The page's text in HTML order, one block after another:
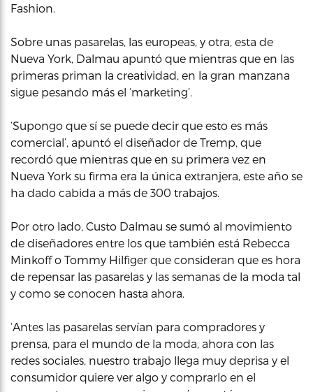
Fashion.
Sobre unas pasarelas, las europeas, y otra, esta de
Nueva York, Dalmau apuntó que mientras que en las
primeras priman la creatividad, en la gran manzana
sigue pesando más el ‘marketing’.
‘Supongo que sí se puede decir que esto es más
comercial’, apuntó el diseñador de Tremp, que
recordó que mientras que en su primera vez en
Nueva York su firma era la única extranjera, este año se
ha dado cabida a más de 300 trabajos.
Por otro lado, Custo Dalmau se sumó al movimiento
de diseñadores entre los que también está Rebecca
Minkoff o Tommy Hilfiger que consideran que es hora
de repensar las pasarelas y las semanas de la moda tal
y como se conocen hasta ahora.
‘Antes las pasarelas servían para compradores y
prensa, para el mundo de la moda, ahora con las
redes sociales, nuestro trabajo llega muy deprisa y el
consumidor quiere ver algo y comprarlo en el